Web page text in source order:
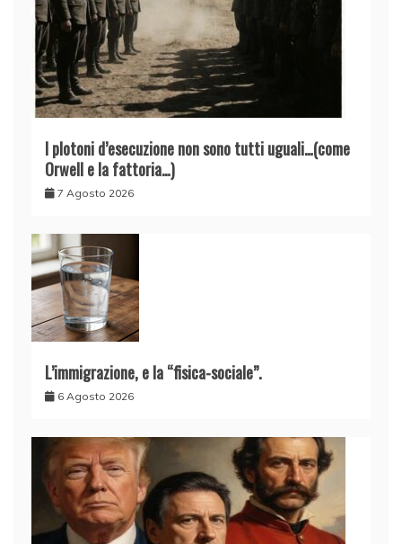
I plotoni d’esecuzione non sono tutti uguali…(come
Orwell e la fattoria…)
7 Agosto 2026
L’immigrazione, e la “fisica-sociale”.
6 Agosto 2026